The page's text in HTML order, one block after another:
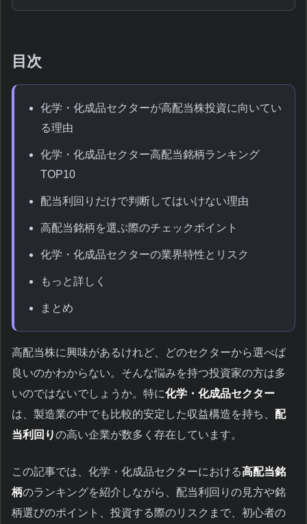
目次
化学・化成品セクターが高配当株投資に向いてい
る理由
化学・化成品セクター高配当銘柄ランキング
TOP10
配当利回りだけで判断してはいけない理由
高配当銘柄を選ぶ際のチェックポイント
化学・化成品セクターの業界特性とリスク
もっと詳しく
まとめ
高配当株に興味があるけれど、どのセクターから選べば
良いのかわからない。そんな悩みを持つ投資家の方は多
いのではないでしょうか。特に化学・化成品セクター
は、製造業の中でも比較的安定した収益構造を持ち、 配
当利回りの高い企業が数多く存在しています。
この記事では、化学・化成品セクターにおける高配当銘
柄のランキングを紹介しながら、配当利回りの見方や銘
柄選びのポイント、投資する際のリスクまで、初心者の